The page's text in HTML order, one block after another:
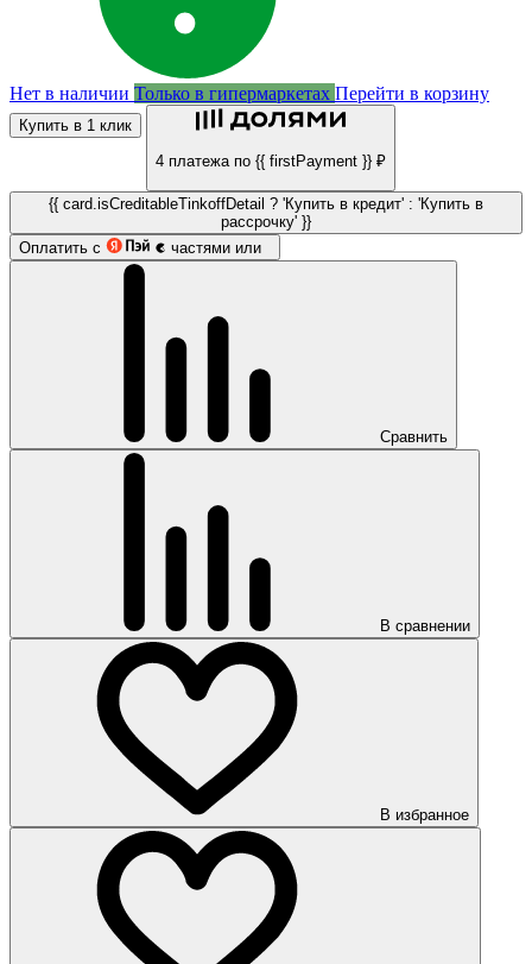
Нет в наличии Только в гипермаркетах Перейти в корзину
Купить в 1 клик
4 платежа по {{ firstPayment }} ₽
{{ card.isCreditableTinkoffDetail ? 'Купить в кредит' : 'Купить в
рассрочку' }}
Оплатить с
частями или
Сравнить
В сравнении
В избранное